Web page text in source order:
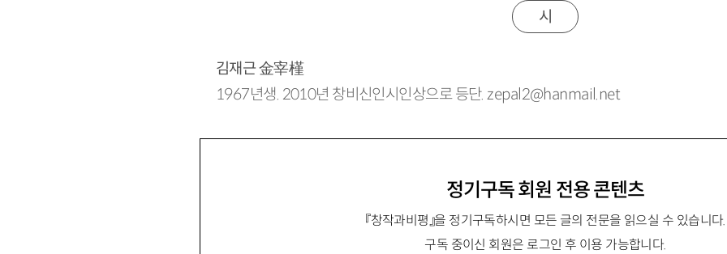
정기구독 회원 전용 콘텐츠
『창작과비평』을 정기구독하시면 모든 글의 전문을 읽으실 수 있습니다.
구독 중이신 회원은 로그인 후 이용 가능합니다.
시
김재근金宰槿
1967년생. 2010년 창비신인시인상으로 등단. zepal2@hanmail.net
세개의 방